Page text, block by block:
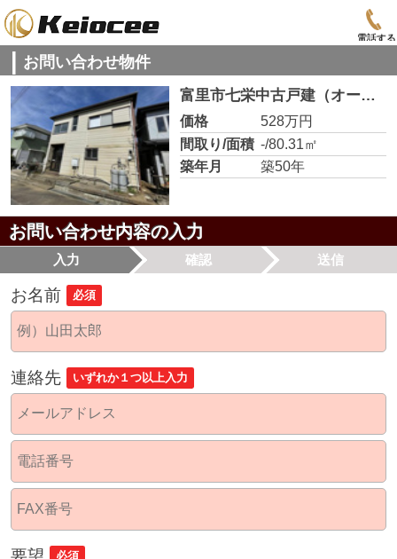
電話する
お問い合わせ物件
富里市七栄中古戸建（オーナーチェンジ）
価格
528万円
間取り/面積 -/80.31㎡
築年月
築50年
お問い合わせ内容の入力
入力 確認 送信
お名前 必須
連絡先 いずれか１つ以上入力
必須